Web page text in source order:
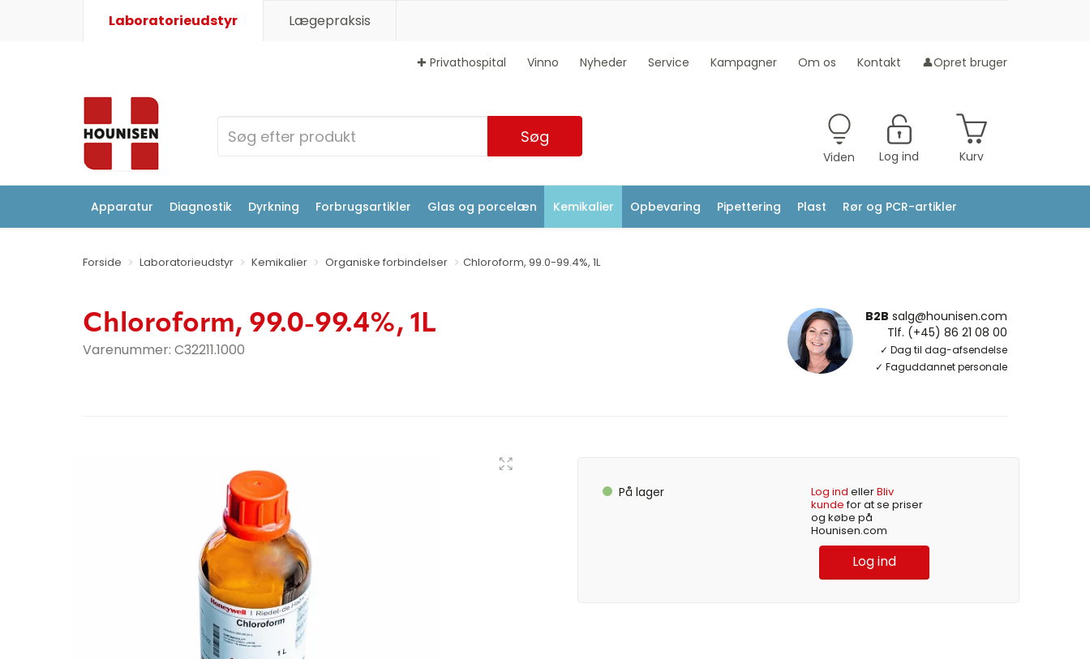
Laboratorieudstyr Lægepraksis
✚ Privathospital Vinno Nyheder Service Kampagner Om os Kontakt 👤Opret bruger
Søg
Viden Log ind Kurv
Apparatur Diagnostik Dyrkning Forbrugsartikler Glas og porcelæn Kemikalier Opbevaring Pipettering Plast Rør og PCR-artikler
Forside Laboratorieudstyr Kemikalier Organiske forbindelser Chloroform, 99.0-99.4%, 1L
Chloroform, 99.0-99.4%, 1L
Varenummer: C32211.1000
B2B salg@hounisen.com
Tlf. (+45) 86 21 08 00
✓ Dag til dag-afsendelse
✓ Faguddannet personale
På lager Log ind ellerBliv
kundefor at se priser
og købe på
Hounisen.com
Log ind